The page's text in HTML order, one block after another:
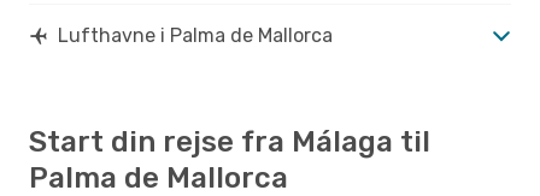
Lufthavne i Palma de Mallorca
Start din rejse fra Málaga til
Palma de Mallorca